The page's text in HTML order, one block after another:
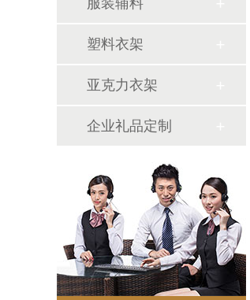
服装辅料
塑料衣架
亚克力衣架
企业礼品定制